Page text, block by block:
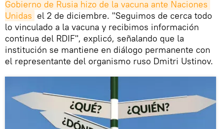
Gobierno de Rusia hizo de la vacuna ante Naciones
Unidas el 2 de diciembre. "Seguimos de cerca todo
lo vinculado a la vacuna y recibimos información
continua del RDIF", explicó, señalando que la
institución se mantiene en diálogo permanente con
el representante del organismo ruso Dmitri Ustinov.